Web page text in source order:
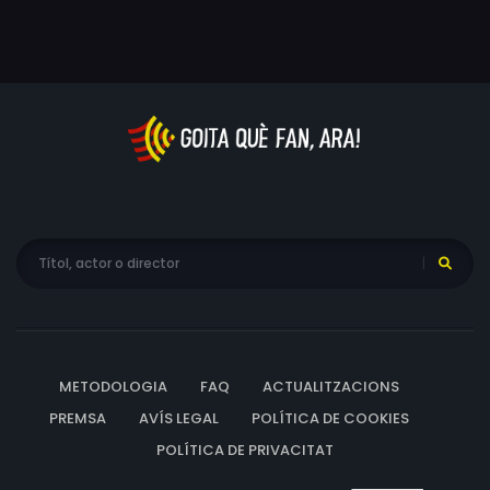
sucumbir ni a les normes de l’èxit i la família ni a les
expectatives de la vida com a dona trans.
METODOLOGIA FAQ
ACTUALITZACIONS
PREMSA
AVÍS LEGAL
POLÍTICA DE COOKIES
POLÍTICA DE PRIVACITAT